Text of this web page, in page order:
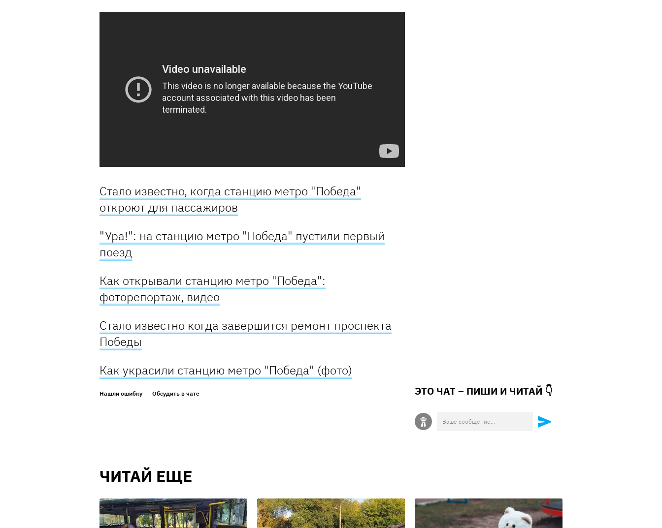
Стало известно, когда станцию метро "Победа"
откроют для пассажиров
"Ура!": на станцию метро "Победа" пустили первый
поезд
Как открывали станцию метро "Победа":
фоторепортаж, видео
Стало известно когда завершится ремонт проспекта
Победы
Как украсили станцию метро "Победа" (фото)
Нашли ошибку Обсудить в чате ЭТО ЧАТ – ПИШИ И ЧИТАЙ 👇
ЧИТАЙ ЕЩЕ